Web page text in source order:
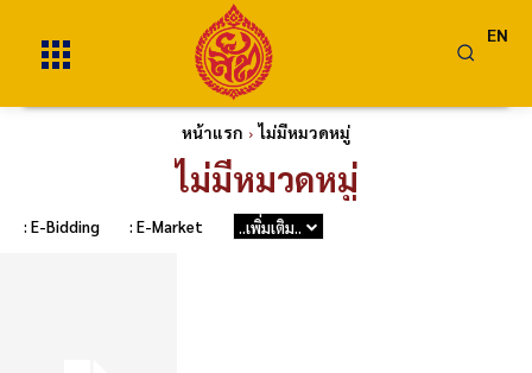
EN
หน้าแรก ไม่มีหมวดหมู่
ไม่มีหมวดหมู่
: E-Bidding : E-Market ..เพิ่มเติม..